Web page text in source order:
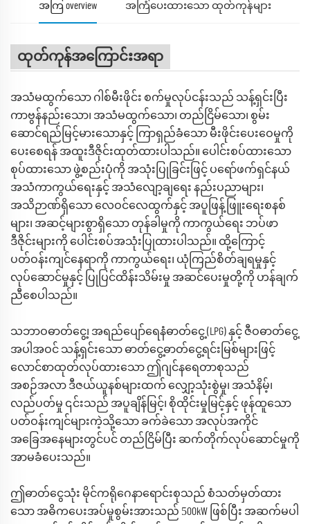
အကြ overview အကြံပေးထားသော ထုတ်ကုန်များ
ထုတ်ကုန်အကြောင်းအရာ
အသံမထွက်သော ဂါစ်မီးဖိုင်း စက်မှုလုပ်ငန်းသည် သန့်ရှင်းပြီး
ကာဗွန်နည်းသော၊ အသံမထွက်သော၊ တည်ငြိမ်သော၊ စွမ်း
ဆောင်ရည်မြင့်မားသောနှင့် ကြာရှည်ခံသော မီးဖိုင်းပေးဝေမှုကို
ပေးစေရန် အထူးဒီဇိုင်းထုတ်ထားပါသည်။ ပေါင်းစပ်ထားသော
စုပ်ထားသော ဖွဲ့စည်းပုံကို အသုံးပြုခြင်းဖြင့် ပရော်ဖက်ရှင်နယ်
အသံကာကွယ်ရေးနှင့် အသံလျော့ချရေး နည်းပညာများ၊
အသိဉာဏ်ရှိသော လေဝင်လေထွက်နှင့် အပူဖြန့်ဖြူးရေးစနစ်
များ၊ အဆင့်များစွာရှိသော တုန်ခါမှုကို ကာကွယ်ရေး ဘပ်ဖာ
ဒီဇိုင်းများကို ပေါင်းစပ်အသုံးပြုထားပါသည်။ ထို့ကြောင့်
ပတ်ဝန်းကျင်နေရာကို ကာကွယ်ရေး၊ ယုံကြည်စိတ်ချရမှုနှင့်
လုပ်ဆောင်မှုနှင့် ပြုပြင်ထိန်းသိမ်းမှု အဆင်ပေးမှုတို့ကို ဟန်ချက်
ညီစေပါသည်။
သဘာဝဓာတ်ငွေ့၊ အရည်ပျော်ရေနံဓာတ်ငွေ့ (LPG) နှင့် ဇီဝဓာတ်ငွေ့
အပါအဝင် သန့်ရှင်းသော ဓာတ်ငွေ့ဓာတ်ငွေ့ရင်းမြစ်များဖြင့်
လောင်စာထုတ်လုပ်ထားသော ဤဂျင်နရေတာစုသည်
အစဉ်အလာ ဒီဇယ်ယူနစ်များထက် လျှော့သုံးစွဲမှု၊ အသံနိမ့်၊
လည်ပတ်မှု ၎င်းသည် အပူချိန်မြင့်၊ စိုထိုင်းမှုမြင့်နှင့် ဖုန်ထူသော
ပတ်ဝန်းကျင်များကဲ့သို့သော ခက်ခဲသော အလုပ်အကိုင်
အခြေအနေများတွင်ပင် တည်ငြိမ်ပြီး ဆက်တိုက်လုပ်ဆောင်မှုကို
အာမခံပေးသည်။
ဤဓာတ်ငွေသုံး မိုင်ကရိုဂေနာရောင်းစုသည် စံသတ်မှတ်ထား
သော အဓိကပေးအပ်မှုစွမ်းအားသည် 500kW ဖြစ်ပြီး အဆက်မပါ